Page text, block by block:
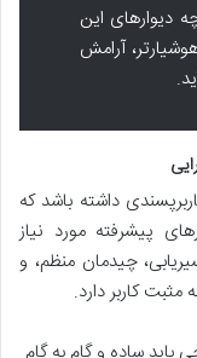
دیوارهای این
آرامش
داشته باشد که
پیشرفته مورد نیاز
چیدمان منظم، و
کاربر دارد.